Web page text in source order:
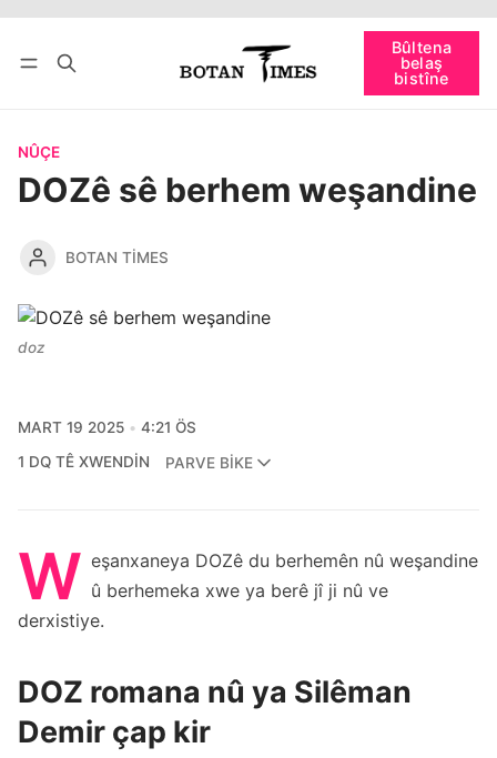
Bûltena
belaş
bistîne
bişopîne
NÛÇE
DOZê sê berhem weşandine
BOTAN TIMES
doz
MART 19 2025
4:21 ÖS
1 DQ TÊ XWENDIN
PARVE BIKE
W eşanxaneya DOZê du berhemên nû weşandine
û berhemeka xwe ya berê jî ji nû ve
derxistiye.
DOZ romana nû ya Silêman
Demir çap kir